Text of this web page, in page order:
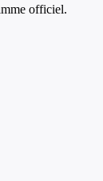
officiel.